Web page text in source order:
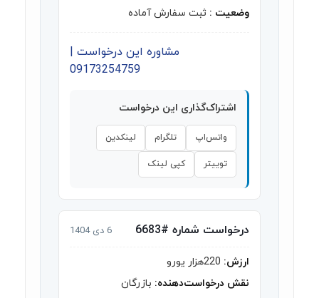
وضعیت : ثبت سفارش آماده
مشاوره این درخواست |
09173254759
اشتراک‌گذاری این درخواست
واتس‌اپ تلگرام لینکدین
توییتر کپی لینک
درخواست شماره #6683 6 دی 1404
ارزش:
نقش درخواست‌دهنده: بازرگان